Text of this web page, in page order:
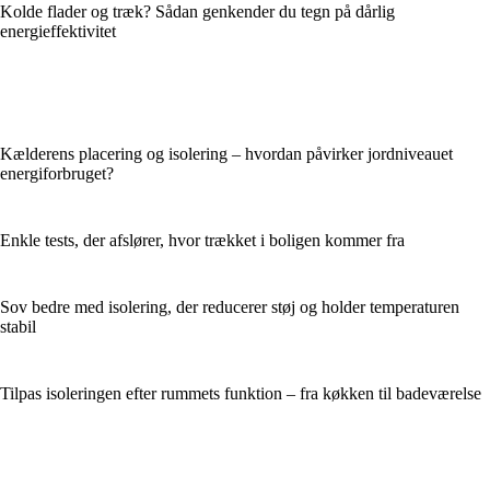
Kolde flader og træk? Sådan genkender du tegn på dårlig
energieffektivitet
Kælderens placering og isolering – hvordan påvirker jordniveauet
energiforbruget?
Enkle tests, der afslører, hvor trækket i boligen kommer fra
Sov bedre med isolering, der reducerer støj og holder temperaturen
stabil
Tilpas isoleringen efter rummets funktion – fra køkken til badeværelse